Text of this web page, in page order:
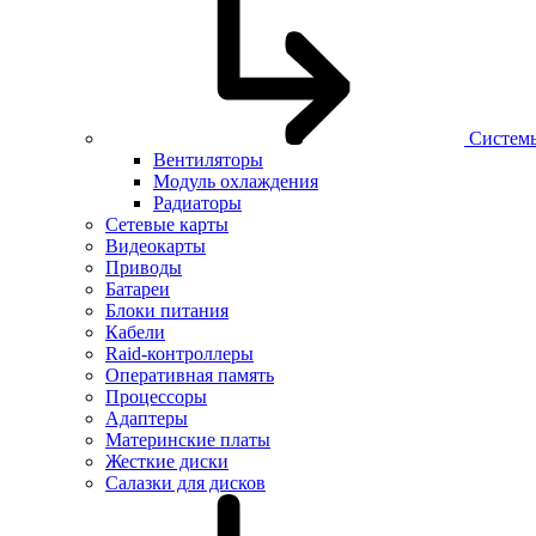
Вентиляторы
Модуль охлаждения
Радиаторы
Сетевые карты
Видеокарты
Приводы
Батареи
Блоки питания
Кабели
Raid-контроллеры
Оперативная память
Процессоры
Адаптеры
Материнские платы
Жесткие диски
Салазки для дисков